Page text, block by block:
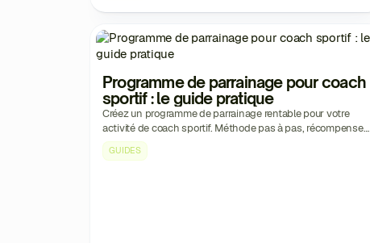
Programme de parrainage pour coach
sportif : le guide pratique
Créez un programme de parrainage rentable pour votre
activité de coach sportif. Méthode pas à pas, récompenses,
modèles de messages et suivi.
GUIDES